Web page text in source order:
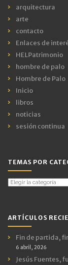
arquitectura
arte
contacto
Enlaces de
HELPatrimonio
hombre de palo
Hombre de Palo
Inicio
libros
noticias
sesión continua
TEMAS POR
Temas
ARTÍCULOS
Fin de partida,
6 abril, 2026
Jesús Fuentes,